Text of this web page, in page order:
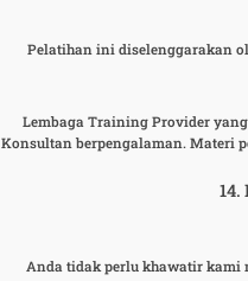
Pelatihan ini diselenggarakan
Lembaga Training Provider
Konsultan berpengalaman. Materi
Anda tidak perlu khawatir kami